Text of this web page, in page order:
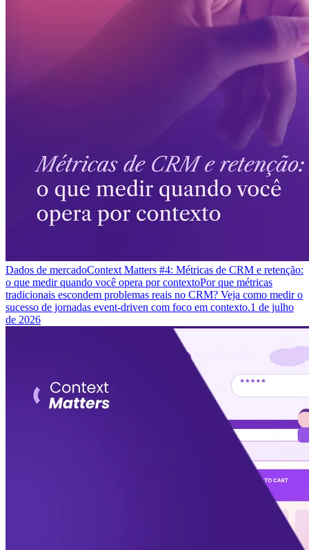
Dados de mercadoContext Matters #4: Métricas de CRM e retenção:
o que medir quando você opera por contextoPor que métricas
tradicionais escondem problemas reais no CRM? Veja como medir o
sucesso de jornadas event-driven com foco em contexto.1 de julho
de 2026